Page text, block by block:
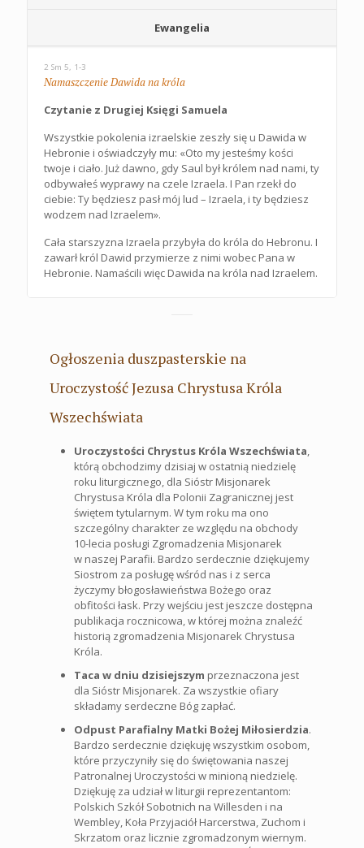
Ewangelia
2 Sm 5, 1-3
Namaszczenie Dawida na króla
Czytanie z Drugiej Księgi Samuela
Wszystkie pokolenia izraelskie zeszły się u Dawida w
Hebronie i oświadczyły mu: «Oto my jesteśmy kości
twoje i ciało. Już dawno, gdy Saul był królem nad nami, ty
odbywałeś wyprawy na czele Izraela. I Pan rzekł do
ciebie: Ty będziesz pasł mój lud – Izraela, i ty będziesz
wodzem nad Izraelem».
Cała starszyzna Izraela przybyła do króla do Hebronu. I
zawarł król Dawid przymierze z nimi wobec Pana w
Hebronie. Namaścili więc Dawida na króla nad Izraelem.
Ogłoszenia duszpasterskie na
Uroczystość Jezusa Chrystusa Króla
Wszechświata
Uroczystości Chrystus Króla Wszechświata,
którą obchodzimy dzisiaj w ostatnią niedzielę
roku liturgicznego, dla Sióstr Misjonarek
Chrystusa Króla dla Polonii Zagranicznej jest
świętem tytularnym. W tym roku ma ono
szczególny charakter ze względu na obchody
10-lecia posługi Zgromadzenia Misjonarek
w naszej Parafii. Bardzo serdecznie dziękujemy
Siostrom za posługę wśród nas i z serca
życzymy błogosławieństwa Bożego oraz
obfitości łask. Przy wejściu jest jeszcze dostępna
publikacja rocznicowa, w której można znaleźć
historią zgromadzenia Misjonarek Chrystusa
Króla.
Taca w dniu dzisiejszym przeznaczona jest
dla Sióstr Misjonarek. Za wszystkie ofiary
składamy serdeczne Bóg zapłać.
Odpust Parafialny Matki Bożej Miłosierdzia.
Bardzo serdecznie dziękuję wszystkim osobom,
które przyczyniły się do świętowania naszej
Patronalnej Uroczystości w minioną niedzielę.
Dziękuję za udział w liturgii reprezentantom:
Polskich Szkół Sobotnich na Willesden i na
Wembley, Koła Przyjaciół Harcerstwa, Zuchom i
Skrzatom oraz licznie zgromadzonym wiernym.